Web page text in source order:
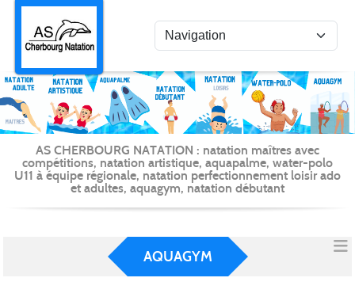
AS CHERBOURG NATATION : natation maîtres avec
compétitions, natation artistique, aquapalme, water-polo
U11 à équipe régionale, natation perfectionnement loisir ado
et adultes, aquagym, natation débutant
AQUAGYM
Panneau de gestion des cookies